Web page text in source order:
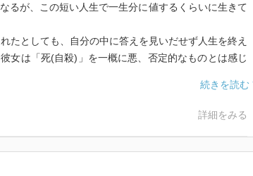
るが、この短い人生で一生分に値するくらいに生きて
たとしても、自分の中に答えを見いだせず人生を終え
女は「死(自殺)」を一概に悪、否定的なものとは感じ
詳細をみる